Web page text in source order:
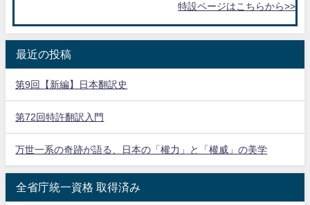
特設ページはこちらから>>
最近の投稿
第9回【新編】日本翻訳史
第72回特許翻訳入門
万世一系の奇跡が語る、日本の「權力」と「權威」の美学
全省庁統一資格 取得済み